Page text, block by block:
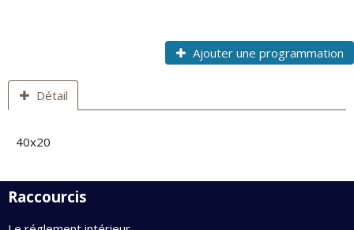
Ajouter une programmation
Détail
40x20
Raccourcis